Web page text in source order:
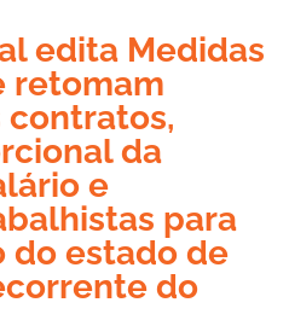
edita Medidas
retomam
contratos,
da
e
para
estado de
do